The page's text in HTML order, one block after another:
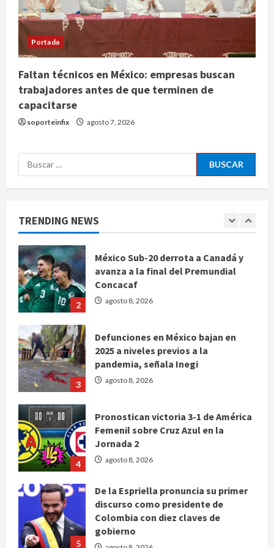
Portada
Faltan técnicos en México: empresas buscan
trabajadores antes de que terminen de
capacitarse
soporteinfix agosto 7, 2026
Buscar:
TRENDING NEWS
4
discurso como presidente de
Colombia con diez claves de
gobierno
agosto 8, 2026
influencer que documentó su lucha
2
Concacaf
3
Defunciones en México bajan en
2025 a niveles previos a la
pandemia, señala Inegi
4
Pronostican victoria 3-1 de América
Femenil sobre Cruz Azul en la
Jornada 2
5
De la Espriella pronuncia su primer
discurso como presidente de
Colombia con diez claves de
agosto 8, 2026
Muere a los 26 años Sydney Towle,
influencer que documentó su lucha
contra el cáncer